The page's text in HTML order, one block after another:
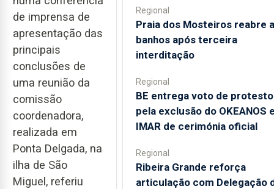
de imprensa de
apresentação das
principais
conclusões de
uma reunião da
comissão
coordenadora,
realizada em
Ponta Delgada, na
ilha de São
Miguel, referiu
Regional
Praia dos Mosteiros reabre a
banhos após terceira
interditação
Regional
BE entrega voto de protesto
pela exclusão do OKEANOS
IMAR de cerimónia oficial
Regional
Ribeira Grande reforça
articulação com Delegação